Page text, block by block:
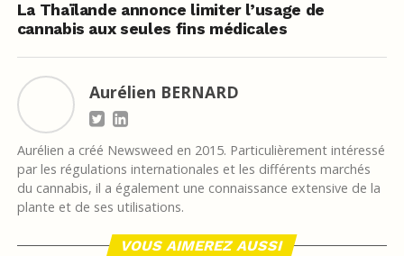
La Thaïlande annonce limiter l’usage de
cannabis aux seules fins médicales
Aurélien BERNARD
Aurélien a créé Newsweed en 2015. Particulièrement intéressé
par les régulations internationales et les différents marchés
du cannabis, il a également une connaissance extensive de la
plante et de ses utilisations.
VOUS AIMEREZ AUSSI